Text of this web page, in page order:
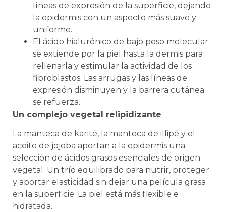
líneas de expresión de la superficie, dejando
la epidermis con un aspecto más suave y
uniforme.
El ácido hialurónico de bajo peso molecular
se extiende por la piel hasta la dermis para
rellenarla y estimular la actividad de los
fibroblastos. Las arrugas y las líneas de
expresión disminuyen y la barrera cutánea
se refuerza.
Un complejo vegetal relipidizante
La manteca de karité, la manteca de illipé y el
aceite de jojoba aportan a la epidermis una
selección de ácidos grasos esenciales de origen
vegetal. Un trío equilibrado para nutrir, proteger
y aportar elasticidad sin dejar una película grasa
en la superficie. La piel está más flexible e
hidratada.